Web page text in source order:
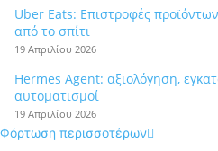
Uber Eats: Επιστροφές
από το σπίτι
19 Απριλίου 2026
Hermes Agent: αξιολόγηση,
αυτοματισμοί
19 Απριλίου 2026
Φόρτωση περισσοτέρων